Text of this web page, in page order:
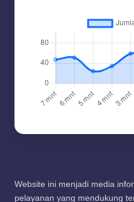
Website ini menjadi media
pelayanan yang mendukung